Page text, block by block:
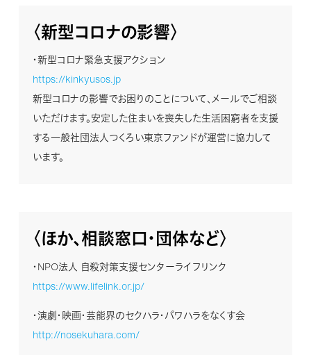
〈新型コロナの影響〉
・新型コロナ緊急支援アクション
https://kinkyusos.jp
新型コロナの影響でお困りのことについて、メールでご相談
いただけます。安定した住まいを喪失した生活困窮者を支援
する一般社団法人つくろい東京ファンドが運営に協力して
います。
〈ほか、相談窓口・団体など〉
・NPO法人 自殺対策支援センターライフリンク
https://www.lifelink.or.jp/
・演劇・映画・芸能界のセクハラ・パワハラをなくす会
http://nosekuhara.com/